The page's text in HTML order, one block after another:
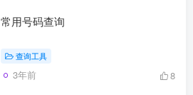
常用号码查询
查询工具
3年前 8